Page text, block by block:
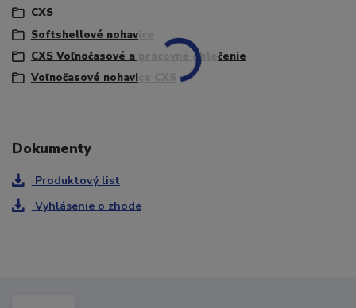
CXS
Softshellové nohavice
CXS Voľnočasové a pracovné oblečenie
Voľnočasové nohavice CXS
Dokumenty
Produktový list
Vyhlásenie o zhode